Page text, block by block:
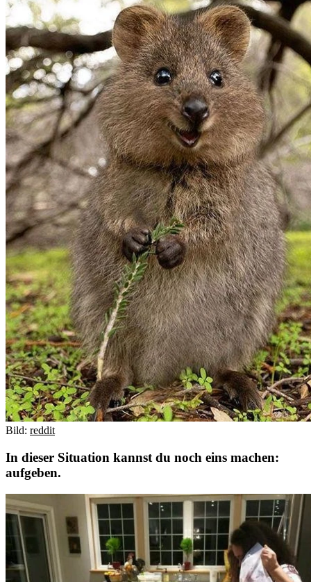
Bild: reddit
In dieser Situation kannst du noch eins machen:
aufgeben.